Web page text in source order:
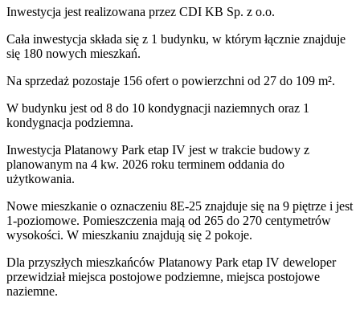
Inwestycja jest realizowana przez CDI KB Sp. z o.o.
Cała inwestycja składa się z 1 budynku, w którym łącznie znajduje
się 180 nowych mieszkań.
Na sprzedaż pozostaje 156 ofert o powierzchni od 27 do 109 m².
W budynku jest od 8 do 10 kondygnacji naziemnych oraz 1
kondygnacja podziemna.
Inwestycja Platanowy Park etap IV jest w trakcie budowy z
planowanym na 4 kw. 2026 roku terminem oddania do
użytkowania.
Nowe mieszkanie o oznaczeniu 8E-25 znajduje się na 9 piętrze i jest
1-poziomowe. Pomieszczenia mają od 265 do 270 centymetrów
wysokości. W mieszkaniu znajdują się 2 pokoje.
Dla przyszłych mieszkańców Platanowy Park etap IV deweloper
przewidziałmiejsca postojowe podziemne, miejsca postojowe
naziemne.